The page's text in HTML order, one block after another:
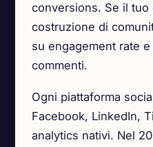
conversions. Se il tuo
costruzione di
su engagement rate
commenti.
Ogni piattaforma
Facebook, LinkedIn,
analytics nativi. Nel